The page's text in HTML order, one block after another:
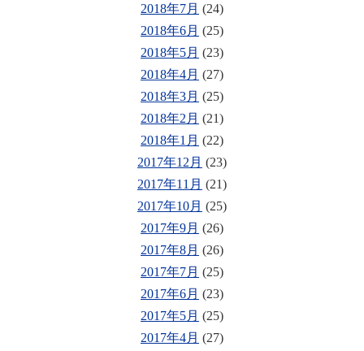
2018年7月 (24)
2018年6月 (25)
2018年5月 (23)
2018年4月 (27)
2018年3月 (25)
2018年2月 (21)
2018年1月 (22)
2017年12月 (23)
2017年11月 (21)
2017年10月 (25)
2017年9月 (26)
2017年8月 (26)
2017年7月 (25)
2017年6月 (23)
2017年5月 (25)
2017年4月 (27)